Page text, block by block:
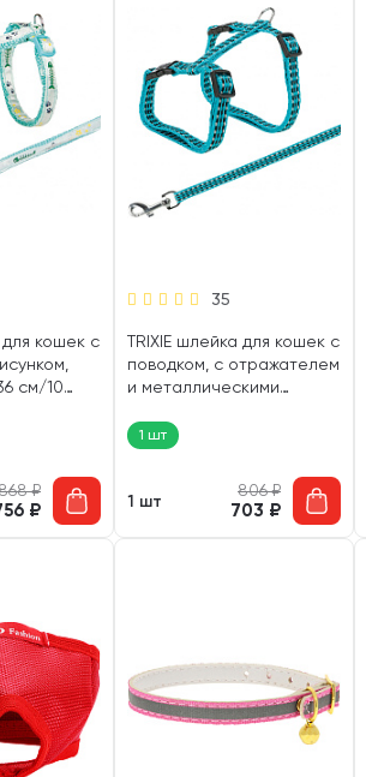
для кошек с
см/10
₽
₽
35
TRIXIE шлейка для кошек с
поводком, с отражателем
и металлическими
42 см/10 (1 шт)
1 шт
1 шт
806₽
703 ₽